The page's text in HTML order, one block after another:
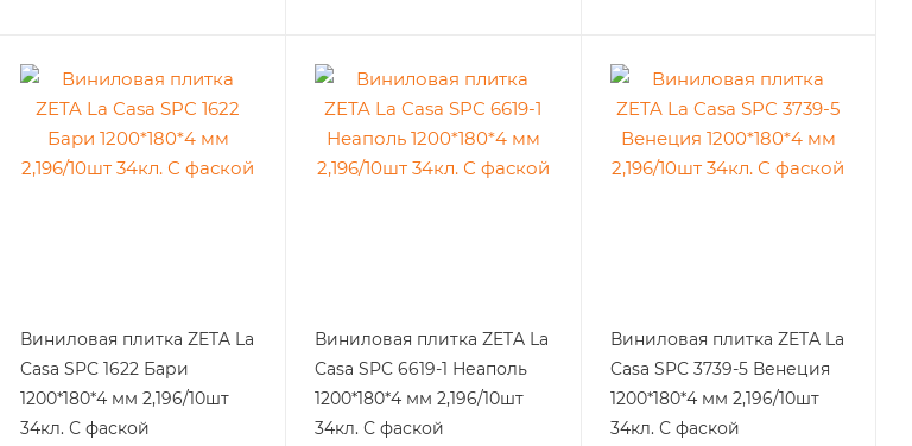
Виниловая плитка ZETA La
Casa SPC 1622 Бари
1200*180*4 мм 2,196/10шт
34кл. С фаской
Виниловая плитка ZETA La
Casa SPC 6619-1 Неаполь
1200*180*4 мм 2,196/10шт
34кл. С фаской
Виниловая плитка ZETA La
Casa SPC 3739-5 Венеция
1200*180*4 мм 2,196/10шт
34кл. С фаской